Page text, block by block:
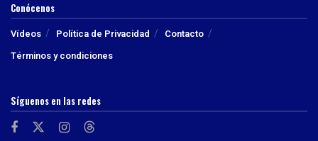
Conócenos
Vídeos Política de Privacidad
Contacto
Términos y condiciones
Síguenos en las redes